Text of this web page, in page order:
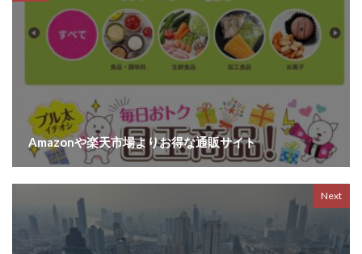
Amazonや楽天市場よりお得な通販サイト
Next